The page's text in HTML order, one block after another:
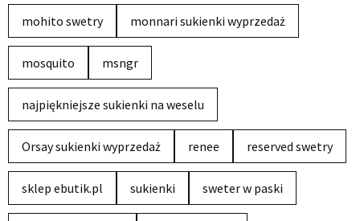
mohito swetry monnari sukienki wyprzedaż
mosquito msngr
najpiękniejsze sukienki na weselu
Orsay sukienki wyprzedaż renee reserved swetry
sklep ebutik.pl sukienki sweter w paski